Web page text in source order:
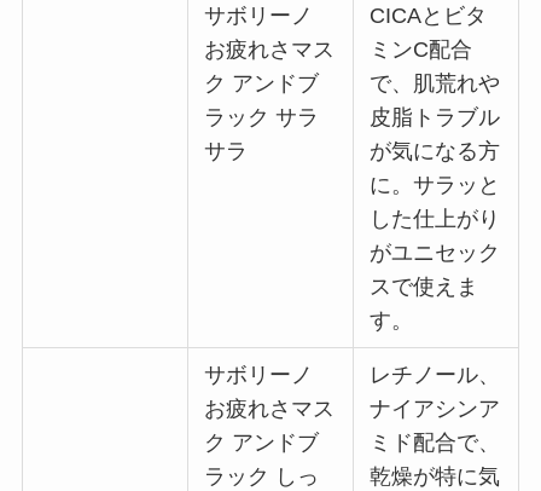
サボリーノ
お疲れさマス
ク アンドブ
ラック サラ
サラ
CICAとビタ
ミンC配合
で、肌荒れや
皮脂トラブル
が気になる方
に。サラッと
した仕上がり
がユニセック
スで使えま
す。
サボリーノ
お疲れさマス
ク アンドブ
ラック しっ
レチノール、
ナイアシンア
ミド配合で、
乾燥が特に気